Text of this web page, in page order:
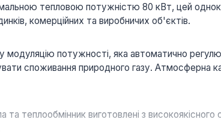
тепловою потужністю 80 кВт, цей
комерційних та виробничих об'єктів.
потужності, яка автоматично
споживання природного газу. Атмосферна
та теплообмінник виготовлені з